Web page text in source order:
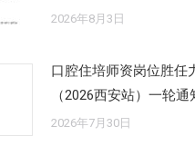
2026年8月3日
口腔住培师资岗位胜任
（2026西安站）一轮通
2026年7月30日